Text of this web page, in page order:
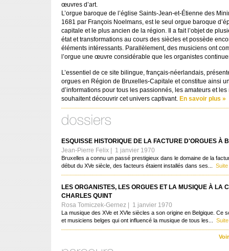
œuvres d’art.
L’orgue baroque de l’église Saints-Jean-et-Étienne des
1681 par François Noelmans, est le seul orgue baroque
capitale et le plus ancien de la région. Il a fait l’objet de
état et transformations au cours des siècles et possède
éléments intéressants. Parallèlement, des musiciens ont
l’orgue une œuvre considérable que les organistes
L’essentiel de ce site bilingue, français-néerlandais,
orgues en Région de Bruxelles-Capitale et constitue ainsi
d’informations pour tous les passionnés, les amateurs et
souhaitent découvrir cet univers captivant. En savoir plus »
ESQUISSE HISTORIQUE DE LA FACTURE D'ORGUES À
Jean-Pierre Felix | 1 janvier 1970
Bruxelles a connu un passé prestigieux dans le domaine de la
début du XVe siècle, des facteurs étaient installés dans ses... Suite
LES ORGANISTES, LES ORGUES ET LA MUSIQUE À LA
CHARLES QUINT
Rosa Tomiczek-Gernez | 1 janvier 1970
La musique des XVe et XVle siècles a son origine en Belgique. Ce
et musiciens belges qui ont influencé la musique de tous les...